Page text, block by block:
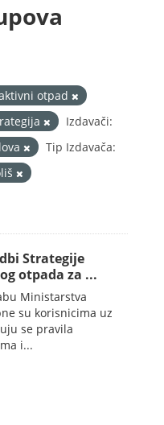
otpad
Izdavači:
Tip Izdavača:
Strategije
otpada za ...
Ministarstva
su korisnicima uz
se pravila
i...